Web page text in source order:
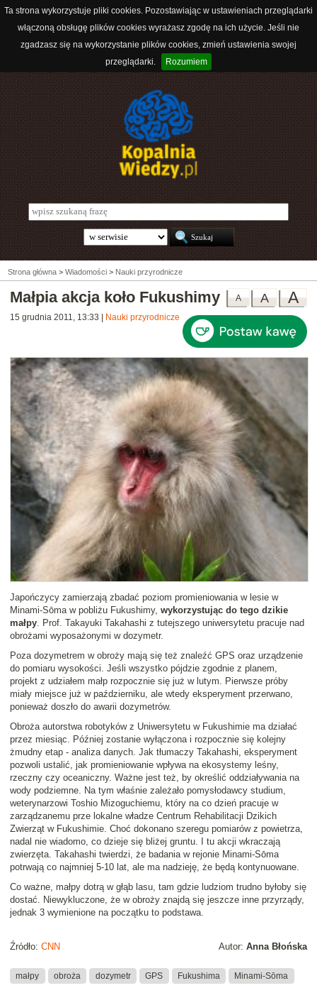
Ta strona wykorzystuje pliki cookies. Pozostawiając w ustawieniach przeglądarki
włączoną obsługę plików cookies wyrażasz zgodę na ich użycie. Jeśli nie
zgadzasz się na wykorzystanie plików cookies, zmień ustawienia swojej
przeglądarki.
Rozumiem
Strona główna > Wiadomości > Nauki przyrodnicze
A
A
A
Małpia akcja koło Fukushimy
15 grudnia 2011, 13:33 Nauki przyrodnicze
Japończycy zamierzają zbadać poziom promieniowania w lesie w
Minami-Sōma w pobliżu Fukushimy, wykorzystując do tego dzikie
małpy. Prof. Takayuki Takahashi z tutejszego uniwersytetu pracuje nad
obrożami wyposażonymi w dozymetr.
Poza dozymetrem w obroży mają się też znaleźć GPS oraz urządzenie
do pomiaru wysokości. Jeśli wszystko pójdzie zgodnie z planem,
projekt z udziałem małp rozpocznie się już w lutym. Pierwsze próby
miały miejsce już w październiku, ale wtedy eksperyment przerwano,
ponieważ doszło do awarii dozymetrów.
Obroża autorstwa robotyków z Uniwersytetu w Fukushimie ma działać
przez miesiąc. Później zostanie wyłączona i rozpocznie się kolejny
żmudny etap - analiza danych. Jak tłumaczy Takahashi, eksperyment
pozwoli ustalić, jak promieniowanie wpływa na ekosystemy leśny,
rzeczny czy oceaniczny. Ważne jest też, by określić oddziaływania na
wody podziemne. Na tym właśnie zależało pomysłodawcy studium,
weterynarzowi Toshio Mizoguchiemu, który na co dzień pracuje w
zarządzanemu prze lokalne władze Centrum Rehabilitacji Dzikich
Zwierząt w Fukushimie. Choć dokonano szeregu pomiarów z powietrza,
nadal nie wiadomo, co dzieje się bliżej gruntu. I tu akcji wkraczają
zwierzęta. Takahashi twierdzi, że badania w rejonie Minami-Sōma
potrwają co najmniej 5-10 lat, ale ma nadzieję, że będą kontynuowane.
Co ważne, małpy dotrą w głąb lasu, tam gdzie ludziom trudno byłoby się
dostać. Niewykluczone, że w obroży znajdą się jeszcze inne przyrządy,
jednak 3 wymienione na początku to podstawa.
Autor: Anna Błońska
Źródło: CNN
małpy obroża dozymetr GPS Fukushima Minami-Sōma